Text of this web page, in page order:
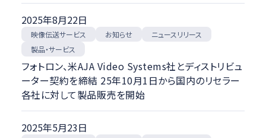
2025年8月22日
映像伝送サービス お知らせ ニュースリリース
製品・サービス
フォトロン、米AJA Video Systems社とディストリビュ
ーター契約を締結 25年10月1日から国内のリセラー
各社に対して製品販売を開始
2025年5月23日